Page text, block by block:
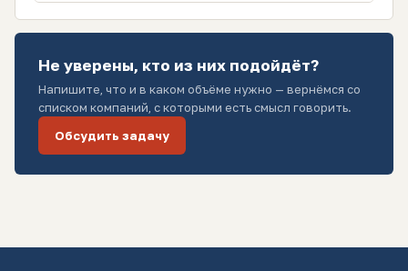
Не уверены, кто из них подойдёт?
Напишите, что и в каком объёме нужно — вернёмся со
списком компаний, с которыми есть смысл говорить.
Обсудить задачу